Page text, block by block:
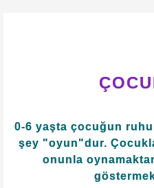
0-6 yaşta çocuğun
şey "oyun"dur.
onunla